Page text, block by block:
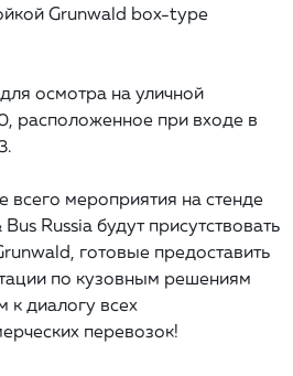
Grunwald box-type
осмотра на уличной
расположенное при входе в
всего мероприятия на стенде
Russia будут присутствовать
готовые предоставить
по кузовным решениям
к диалогу всех
перевозок!